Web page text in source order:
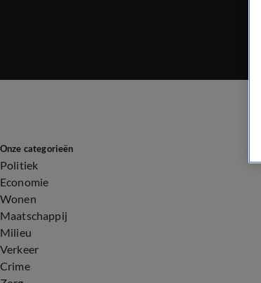
Onze categorieën
Politiek
Economie
Wonen
Maatschappij
Milieu
Verkeer
Crime